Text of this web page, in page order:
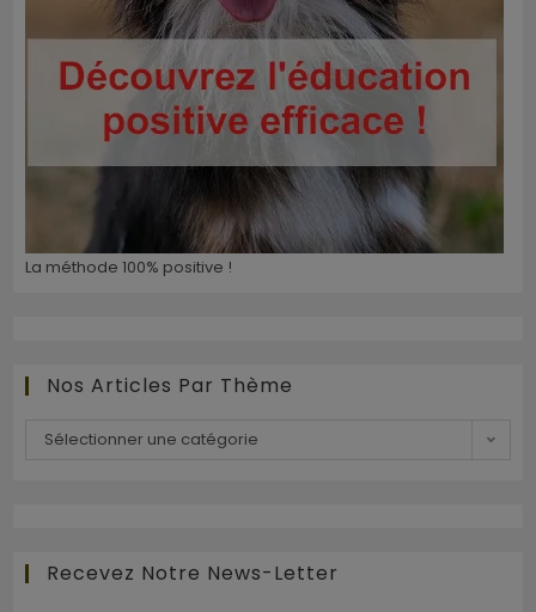
La méthode 100% positive !
Nos Articles Par Thème
Sélectionner une catégorie
Recevez Notre News-Letter